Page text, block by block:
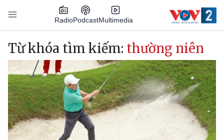
Nhảy đến nội dung
RadioPodcastMultimedia
Main navigation
Từ khóa tìm kiếm: thường niên